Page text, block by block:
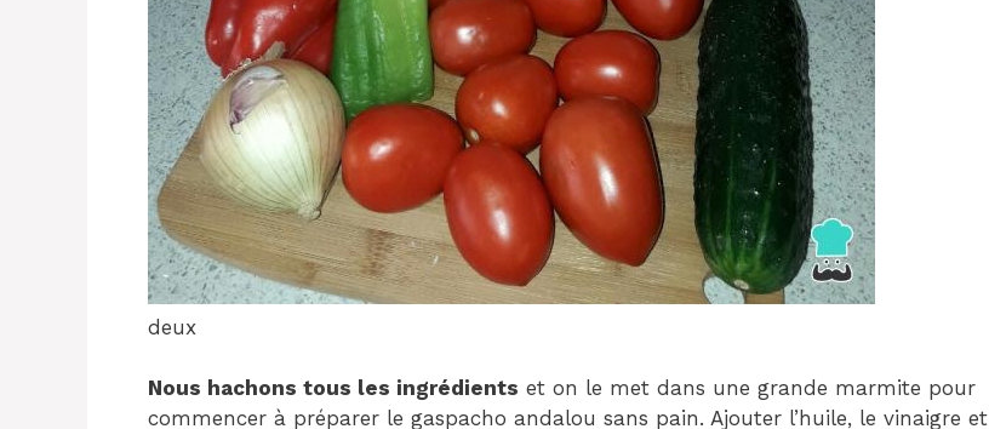
deux
Nous hachons tous les ingrédients et on le met dans une grande marmite pour
commencer à préparer le gaspacho andalou sans pain. Ajouter l’huile, le vinaigre et